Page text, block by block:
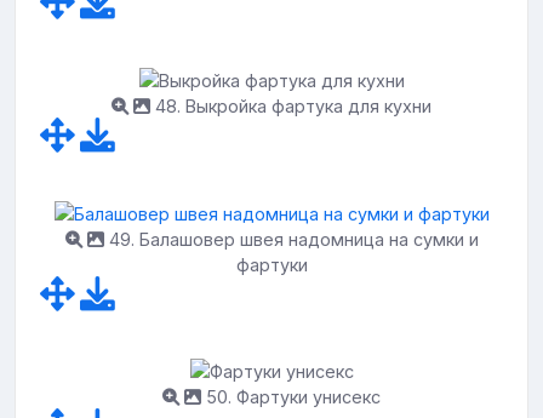
48. Выкройка фартука для кухни
49. Балашовер швея надомница на сумки и
фартуки
50. Фартуки унисекс